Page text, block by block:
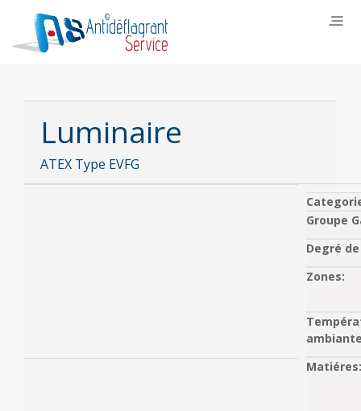
Luminaire
ATEX Type EVFG
Groupe
Degré
Zones:
Matiéres: